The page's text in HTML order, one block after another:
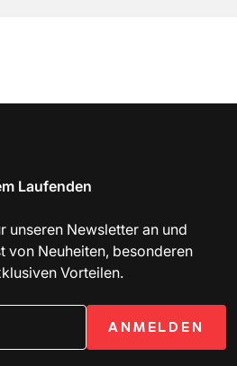
Laufenden
unseren Newsletter an und
von Neuheiten, besonderen
Vorteilen.